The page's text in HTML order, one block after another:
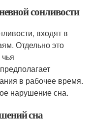
сонливости
входят в
Отдельно это
в рабочее время.
нарушение сна.
сна